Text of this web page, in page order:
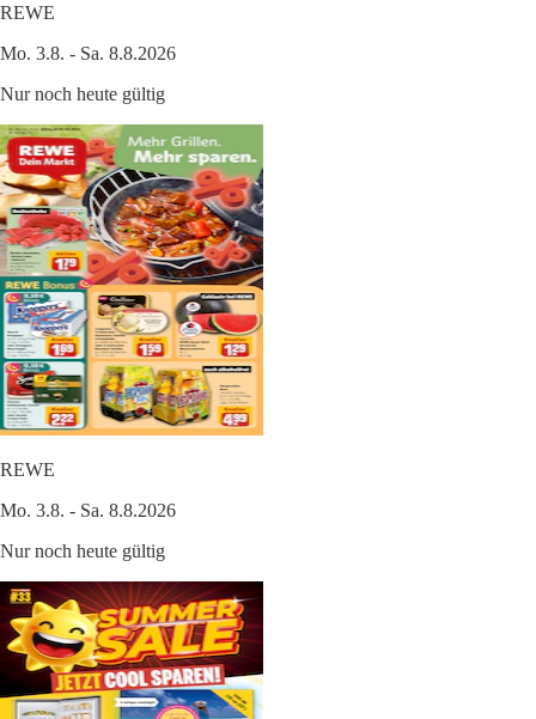
REWE
Mo. 3.8. - Sa. 8.8.2026
Nur noch heute gültig
REWE
Mo. 3.8. - Sa. 8.8.2026
Nur noch heute gültig